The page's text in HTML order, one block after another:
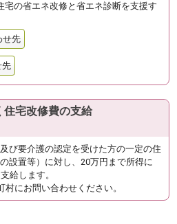
宅の省エネ改修と省エネ診断を支援す
せ先
先
住宅改修費の支給
び要介護の認定を受けた方の一定の住
設置等）に対し、20万円まで所得に
給します。
にお問い合わせください。